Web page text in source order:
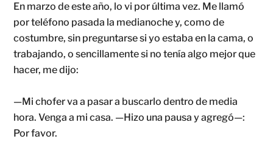
En marzo de este año, lo vi por última vez. Me llamó
por teléfono pasada la medianoche y, como de
costumbre, sin preguntarse si yo estaba en la cama, o
trabajando, o sencillamente si no tenía algo mejor que
hacer, me dijo:
—Mi chofer va a pasar a buscarlo dentro de media
hora. Venga a mi casa. —Hizo una pausa y agregó—:
Por favor.